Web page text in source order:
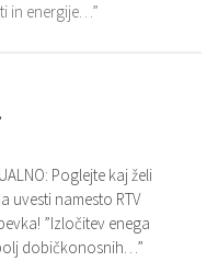
in energije…”
Poglejte kaj želi
uvesti namesto RTV
”Izločitev enega
dobičkonosnih…”